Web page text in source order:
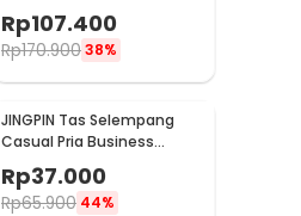
Rp107.400
Rp170.90038%
JINGPIN Tas Selempang
Casual Pria Business
Crossbody Bag PU Leather
- JP2
Rp37.000
Rp65.900 44%